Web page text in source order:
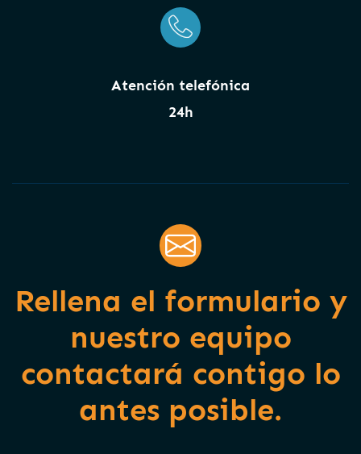
Atención telefónica
24h
Rellena el formulario y
nuestro equipo
contactará contigo lo
antes posible.